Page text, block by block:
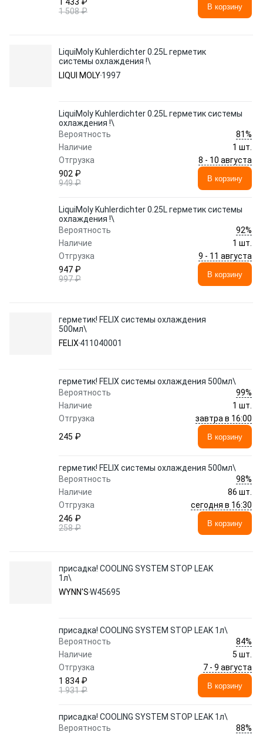
1 508 ₽
В корзину
LiquiMoly Kuhlerdichter 0.25L герметик
системы охлаждения !\
LIQUI MOLY1997
LiquiMoly Kuhlerdichter 0.25L герметик системы
охлаждения !\
Вероятность
81%
Наличие
1 шт.
Отгрузка
8 - 10 августа
902 ₽
949 ₽
В корзину
LiquiMoly Kuhlerdichter 0.25L герметик системы
охлаждения !\
Вероятность
92%
Наличие
1 шт.
Отгрузка
9 - 11 августа
947 ₽
997 ₽
В корзину
герметик! FELIX системы охлаждения
500мл\
FELIX 411040001
герметик! FELIX системы охлаждения 500мл\
Вероятность
99%
Наличие
1 шт.
Отгрузка
завтра в 16:00
245 ₽
В корзину
герметик! FELIX системы охлаждения 500мл\
Вероятность
98%
Наличие
86 шт.
Отгрузка
сегодня в 16:30
246 ₽
258 ₽
В корзину
присадка! COOLING SYSTEM STOP LEAK
1л\
WYNN'SW45695
присадка! COOLING SYSTEM STOP LEAK 1л\
Вероятность
84%
Наличие
5 шт.
Отгрузка
7 - 9 августа
1 834 ₽
1 931 ₽
В корзину
присадка! COOLING SYSTEM STOP LEAK 1л\
Вероятность
88%